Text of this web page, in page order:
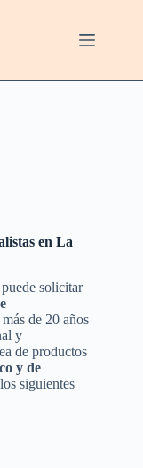
en La
solicitar
de 20 años
y
de productos
y de
siguientes